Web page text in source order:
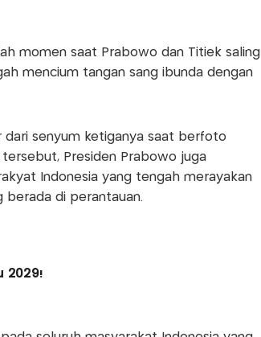
momen saat Prabowo dan Titiek saling
mencium tangan sang ibunda dengan
dari senyum ketiganya saat berfoto
Presiden Prabowo juga
Indonesia yang tengah merayakan
berada di perantauan.
2029!